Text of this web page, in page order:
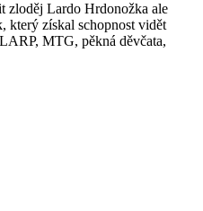
zloděj Lardo Hrdonožka ale
který získal schopnost vidět
MTG, pěkná děvčata,